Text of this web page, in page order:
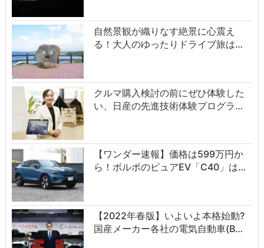
自然景観が織りなす絶景に心震え
る！大人のゆったりドライブ旅は…
クルマ購入検討の前にぜひ体験した
い、日産の先進技術体験プログラ…
【ワンダー速報】価格は599万円か
ら！ボルボのピュアEV「C40」は…
【2022年春版】いよいよ本格始動?
国産メーカー各社の電気自動車(B…